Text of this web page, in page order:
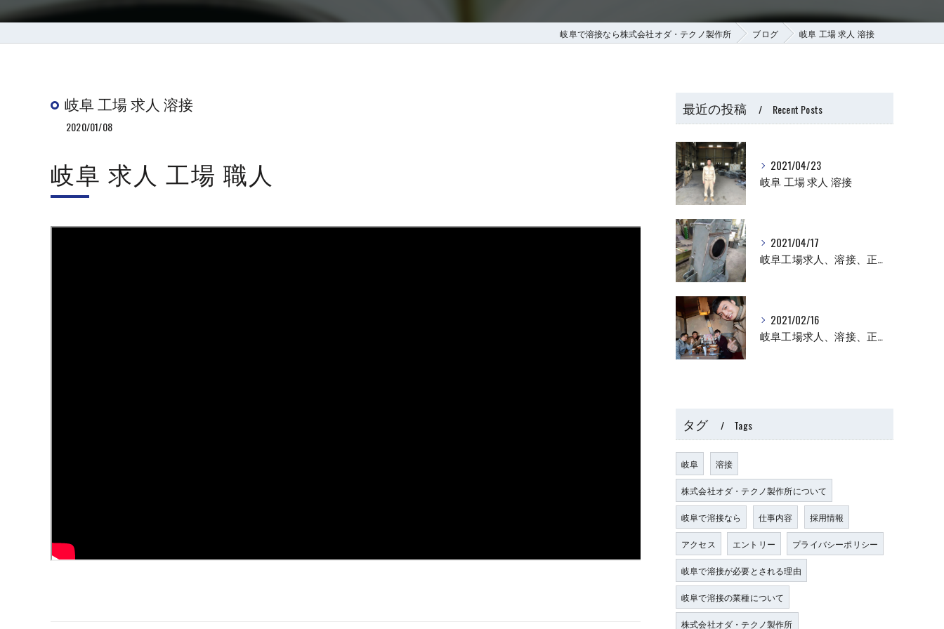
岐阜で溶接なら株式会社オダ・テクノ製作所 ブログ 岐阜 工場 求人 溶接
岐阜 工場 求人 溶接
2020/01/08
岐阜 求人 工場 職人
最近の投稿 Recent Posts
2021/04/23
岐阜 工場 求人 溶接
2021/04/17
岐阜工場求人、溶接、正社員
2021/02/16
岐阜工場求人、溶接、正社員
タグ Tags
岐阜 溶接
株式会社オダ・テクノ製作所について
岐阜で溶接なら 仕事内容 採用情報
アクセス エントリー プライバシーポリシー
岐阜で溶接が必要とされる理由
岐阜で溶接の業種について
株式会社オダ・テクノ製作所